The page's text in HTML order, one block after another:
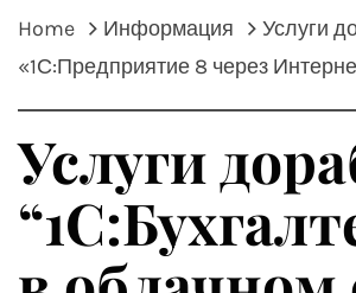
Home Информация
Услуги
«1С:Предприятие 8 через
Услуги